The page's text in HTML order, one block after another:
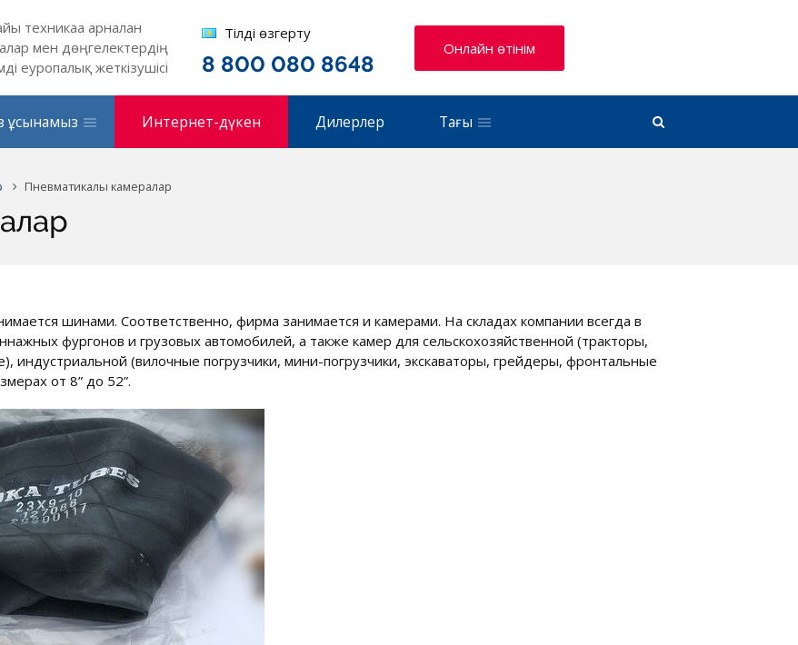
техникаға арналған
мен дөңгелектердің
еуропалық жеткізушісі
Тілді өзгерту
8 800 080 8648
Онлайн өтінім
ұсынамыз Интернет-дүкен Дилерлер Тағы
Пневматикалық камералар
шинами. Соответственно, фирма занимается и камерами. На складах компании всегда в
фургонов и грузовых автомобилей, а также камер для сельскохозяйственной (тракторы,
индустриальной (вилочные погрузчики, мини-погрузчики, экскаваторы, грейдеры, фронтальные
от 8” до 52”.